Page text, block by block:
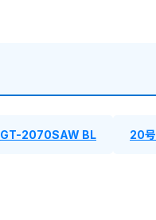
GT-2070SAW BL 20号